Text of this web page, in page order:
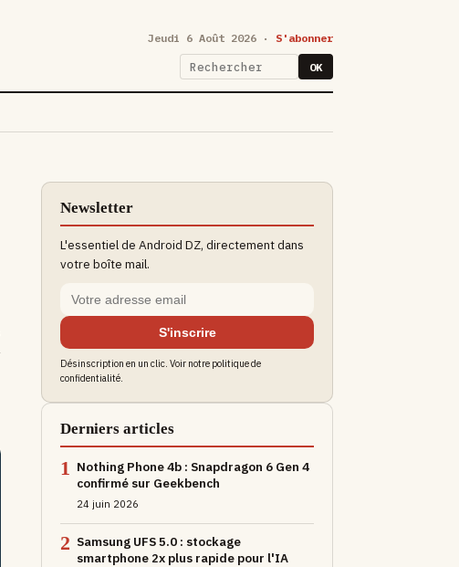
Jeudi 6 Août 2026 · S'abonner
OK
Newsletter
L'essentiel de Android DZ, directement dans
votre boîte mail.
S'inscrire
Désinscription en un clic. Voir notre politique de
confidentialité.
Derniers articles
1 Nothing Phone 4b : Snapdragon 6 Gen 4
confirmé sur Geekbench
24 juin 2026
2 Samsung UFS 5.0 : stockage
smartphone 2x plus rapide pour l'IA